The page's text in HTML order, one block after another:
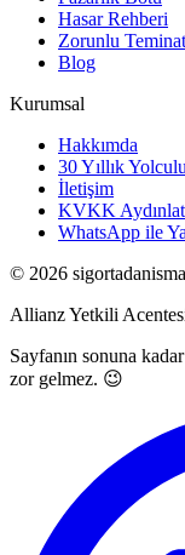
Hasar Rehberi
Zorunlu
Blog
Kurumsal
Hakkımda
30 Yıllık
İletişim
KVKK
WhatsApp ile
© 2026
Allianz Yetkili
Sayfanın sonuna
zor gelmez. 😉